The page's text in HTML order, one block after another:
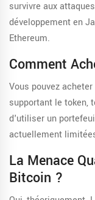
survivre aux
développement en
Ethereum.
Comment
Vous pouvez
supportant le token,
d'utiliser un
actuellement
La Menace
Bitcoin ?